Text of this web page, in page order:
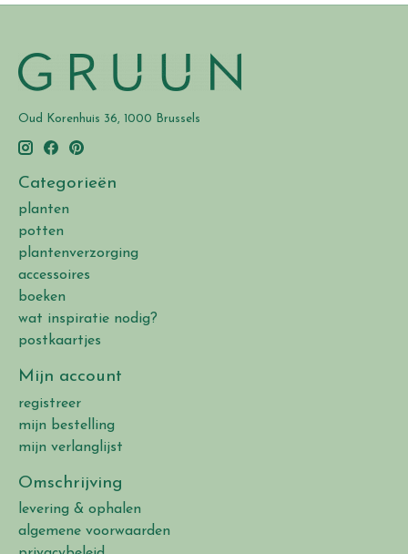
Oud Korenhuis 36, 1000 Brussels
Categorieën
planten
potten
plantenverzorging
accessoires
boeken
wat inspiratie nodig?
postkaartjes
Mijn account
registreer
mijn bestelling
mijn verlanglijst
Omschrijving
levering & ophalen
algemene voorwaarden